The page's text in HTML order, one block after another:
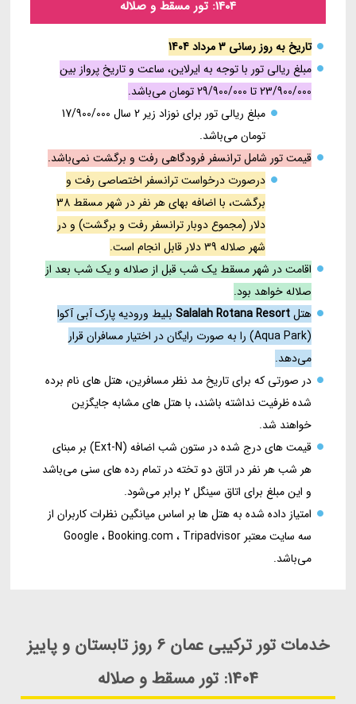
1404: تور مسقط و صلاله
تاریخ به روز رسانی 3 مرداد 1404
مبلغ ریالی تور با توجه به ایرلاین، ساعت و تاریخ پرواز بین
23/900/000 تا 29/900/000 تومان می‌باشد.
مبلغ ریالی تور برای نوزاد زیر 2 سال 17/900/000
تومان می‌باشد.
قیمت تور شامل ترانسفر فرودگاهی رفت و برگشت نمی‌باشد.
درصورت درخواست ترانسفر اختصاصی رفت و
برگشت، با اضافه بهای هر نفر در شهر مسقط 38
دلار (مجموع دوبار ترانسفر رفت و برگشت) و در
شهر صلاله 39 دلار قابل انجام است.
اقامت در شهر مسقط یک شب قبل از صلاله و یک شب بعد از
صلاله خواهد بود.
هتلSalalah Rotana Resort بلیط ورودیه پارک آبی آکوا
(Aqua Park) را به صورت رایگان در اختیار مسافران قرار
می‌دهد.
در صورتی که برای تاریخ مد نظر مسافرین، هتل های نام برده
شده ظرفیت نداشته باشند، با هتل های مشابه جایگزین
خواهند شد.
قیمت های درج شده در ستون شب اضافه (Ext-N) بر مبنای
هر شب هر نفر در اتاق دو تخته در تمام رده های سنی می‌باشد
و این مبلغ برای اتاق سینگل 2 برابر می‌شود.
امتیاز داده شده به هتل ها بر اساس میانگین نظرات کاربران از
سه سایت معتبر Google ، Booking.com ، Tripadvisor
می‌باشد.
خدمات تور ترکیبی عمان 6 روز تابستان و پاییز
1404: تور مسقط و صلاله